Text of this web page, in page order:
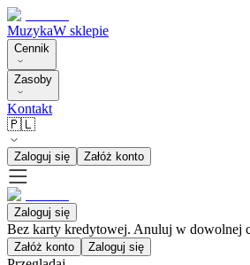
MuzykaW sklepie
Cennik
Zasoby
Kontakt
🇵🇱
Zaloguj się Załóż konto
Zaloguj się
Bez karty kredytowej. Anuluj w dowolnej
Załóż konto Zaloguj się